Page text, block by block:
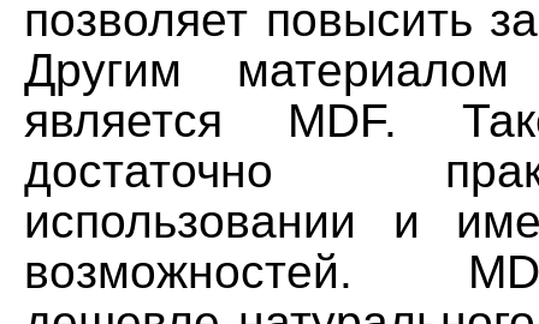
позволяет повысить
Другим
является MDF.
достаточно
использовании и
возможностей.